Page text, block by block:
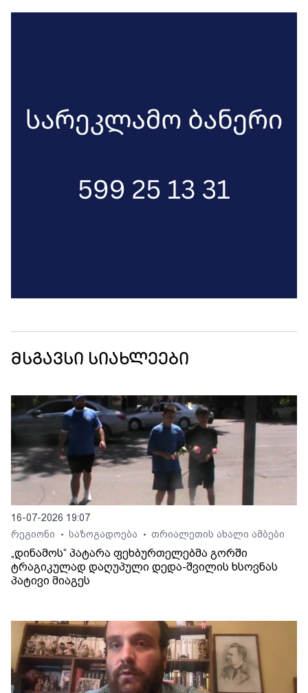
მსგავსი სიახლეები
16-07-2026 19:07
რეგიონი
• საზოგადოება • თრიალეთის ახალი ამბები
„დინამოს“ პატარა ფეხბურთელებმა გორში
ტრაგიკულად დაღუპული დედა-შვილის ხსოვნას
პატივი მიაგეს